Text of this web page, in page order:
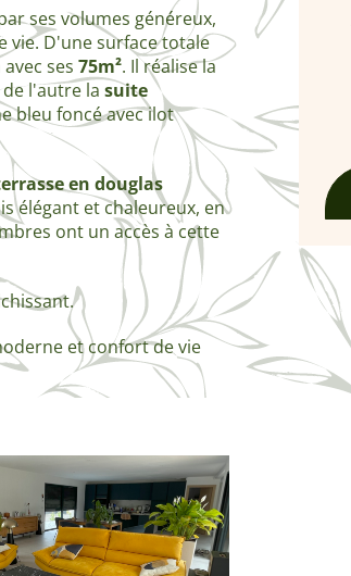
ses volumes généreux,
vie. D'une surface totale
ses 75m². Il réalise la
l'autre la suite
bleu foncé avec ilot
en douglas
élégant et chaleureux, en
ont un accès à cette
et confort de vie